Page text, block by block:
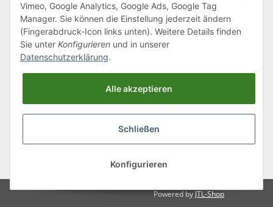
Klagenfurter Straße 29
9556 Liebenfels
Montag bis Donnerstag: 8:00 bis 16:30 Uhr
Freitag: 8:00 bis 12:00 Uhr
Tel.:0043 (0) 4262 50900
office@cncshop.at
* Alle Preise inkl. gesetzlicher USt., zzgl.Versand, zzgl.
Powered by JTL-Shop
Vimeo, Google Analytics, Google Ads, Google Tag
Manager. Sie können die Einstellung jederzeit ändern
(Fingerabdruck-Icon links unten). Weitere Details finden
Sie unter Konfigurieren und in unserer
Datenschutzerklärung.
Alle akzeptieren
Schließen
Konfigurieren